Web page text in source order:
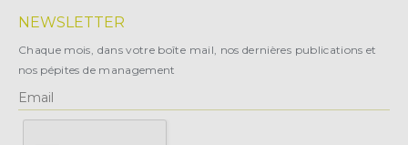
NEWSLETTER
Chaque mois, dans votre boîte mail, nos dernières publications et
nos pépites de management